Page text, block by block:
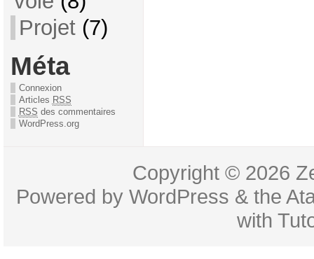
Projet(7)
Méta
Connexion
Articles RSS
RSS des commentaires
WordPress.org
Copyright © 2026
Powered byWordPress & the
with